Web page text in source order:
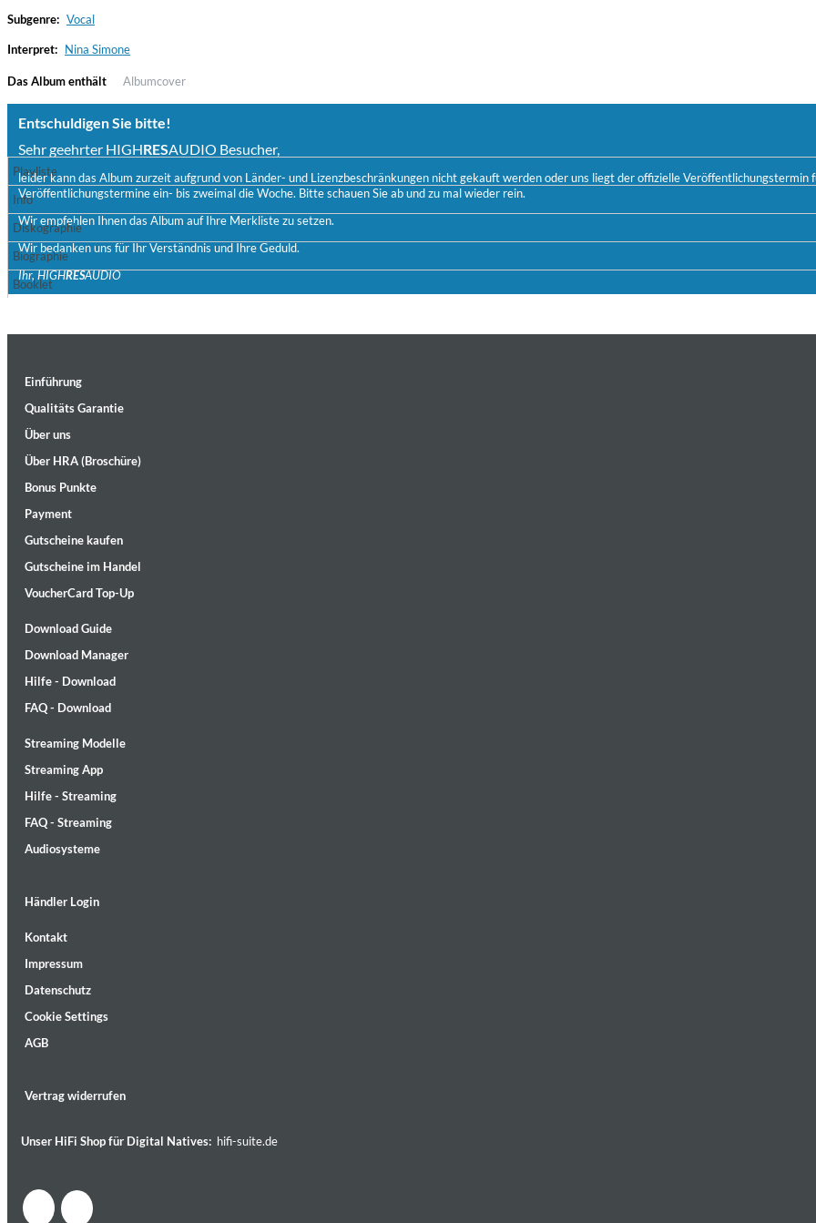
Haydn: String Quartets, Vol. 22
Leipziger Streichquartett
Genre:
II Reworked
Kiasmos
Bruce Liu
Genre:Classical
Subgenre: Vocal
Interpret: Nina Simone
Das Album enthält Albumcover
Entschuldigen Sie bitte!
Sehr geehrter HIGHRESAUDIO Besucher,
leider kann das Album zurzeit aufgrund von Länder- und Lizenzbeschränkungen nicht gekauft werden oder uns liegt der offizielle
Veröffentlichungstermine ein- bis zweimal die Woche. Bitte schauen Sie ab und zu mal wieder rein.
Wir empfehlen Ihnen das Album auf Ihre Merkliste zu setzen.
Wir bedanken uns für Ihr Verständnis und Ihre Geduld.
Ihr, HIGHRESAUDIO
Playliste
Info
Diskographie
Biographie
Booklet
Einführung
Qualitäts Garantie
Über uns
Über HRA (Broschüre)
Bonus Punkte
Payment
Gutscheine kaufen
Gutscheine im Handel
VoucherCard Top-Up
Download Guide
Download Manager
Hilfe - Download
FAQ - Download
Streaming Modelle
Streaming App
Hilfe - Streaming
FAQ - Streaming
Audiosysteme
Händler Login
Kontakt
Impressum
Datenschutz
Cookie Settings
AGB
Vertrag widerrufen
Unser HiFi Shop für Digital Natives: hifi-suite.de